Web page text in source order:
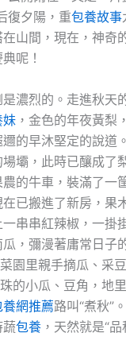
復夕陽，重包養故事
在山間，現在，神奇
呢！
濃烈的。走進秋天
妹 ，金色的年夜黃梨
邇的早沐堅定的說道
壩，此時已釀成了
的牛車，裝滿了一
已搬進了新房，果
串串紅辣椒，一掛
，彌漫著庸常日子
園里親手摘瓜、采
的小瓜、豆角，地
養網推薦路叫“煮秋”
包養 ，天然就是“